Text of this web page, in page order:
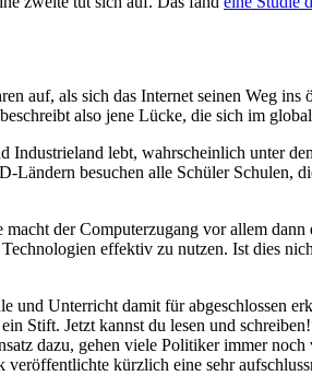
auf, als sich das Internet seinen Weg
also jene Lücke, die sich im
lebt, wahrscheinlich unter
besuchen alle Schüler Schulen,
der Computerzugang vor allem
effektiv zu nutzen. Ist dies
Unterricht damit für abgeschlossen
Stift. Jetzt kannst du lesen und
dazu, gehen viele Politiker immer
kürzlich eine sehr